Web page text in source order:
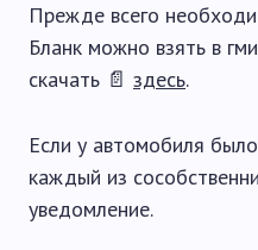
Прежде всего
Бланк можно взять в
скачать 📄 здесь.
Если у автомобиля
каждый из
уведомление.